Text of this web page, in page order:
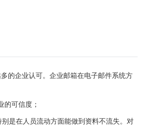
的企业认可。企业邮箱在电子邮件系统方
可信度；
是在人员流动方面能做到资料不流失。对